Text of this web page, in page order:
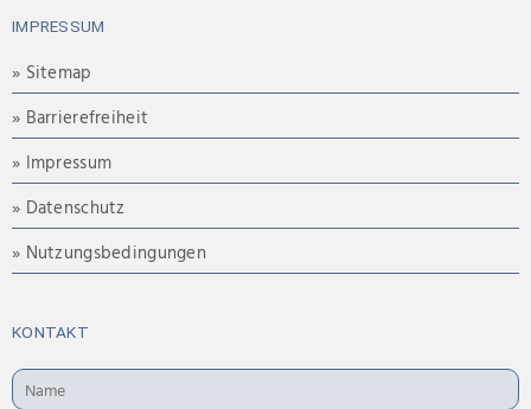
IMPRESSUM
» Sitemap
» Barrierefreiheit
» Impressum
» Datenschutz
» Nutzungsbedingungen
KONTAKT